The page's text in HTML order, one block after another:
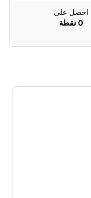
احصل على
0 نقطة